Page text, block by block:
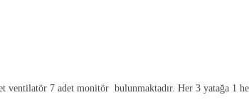
7 adet monitör bulunmaktadır. Her 3 yatağa 1